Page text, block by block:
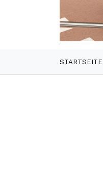
STARTSEITE